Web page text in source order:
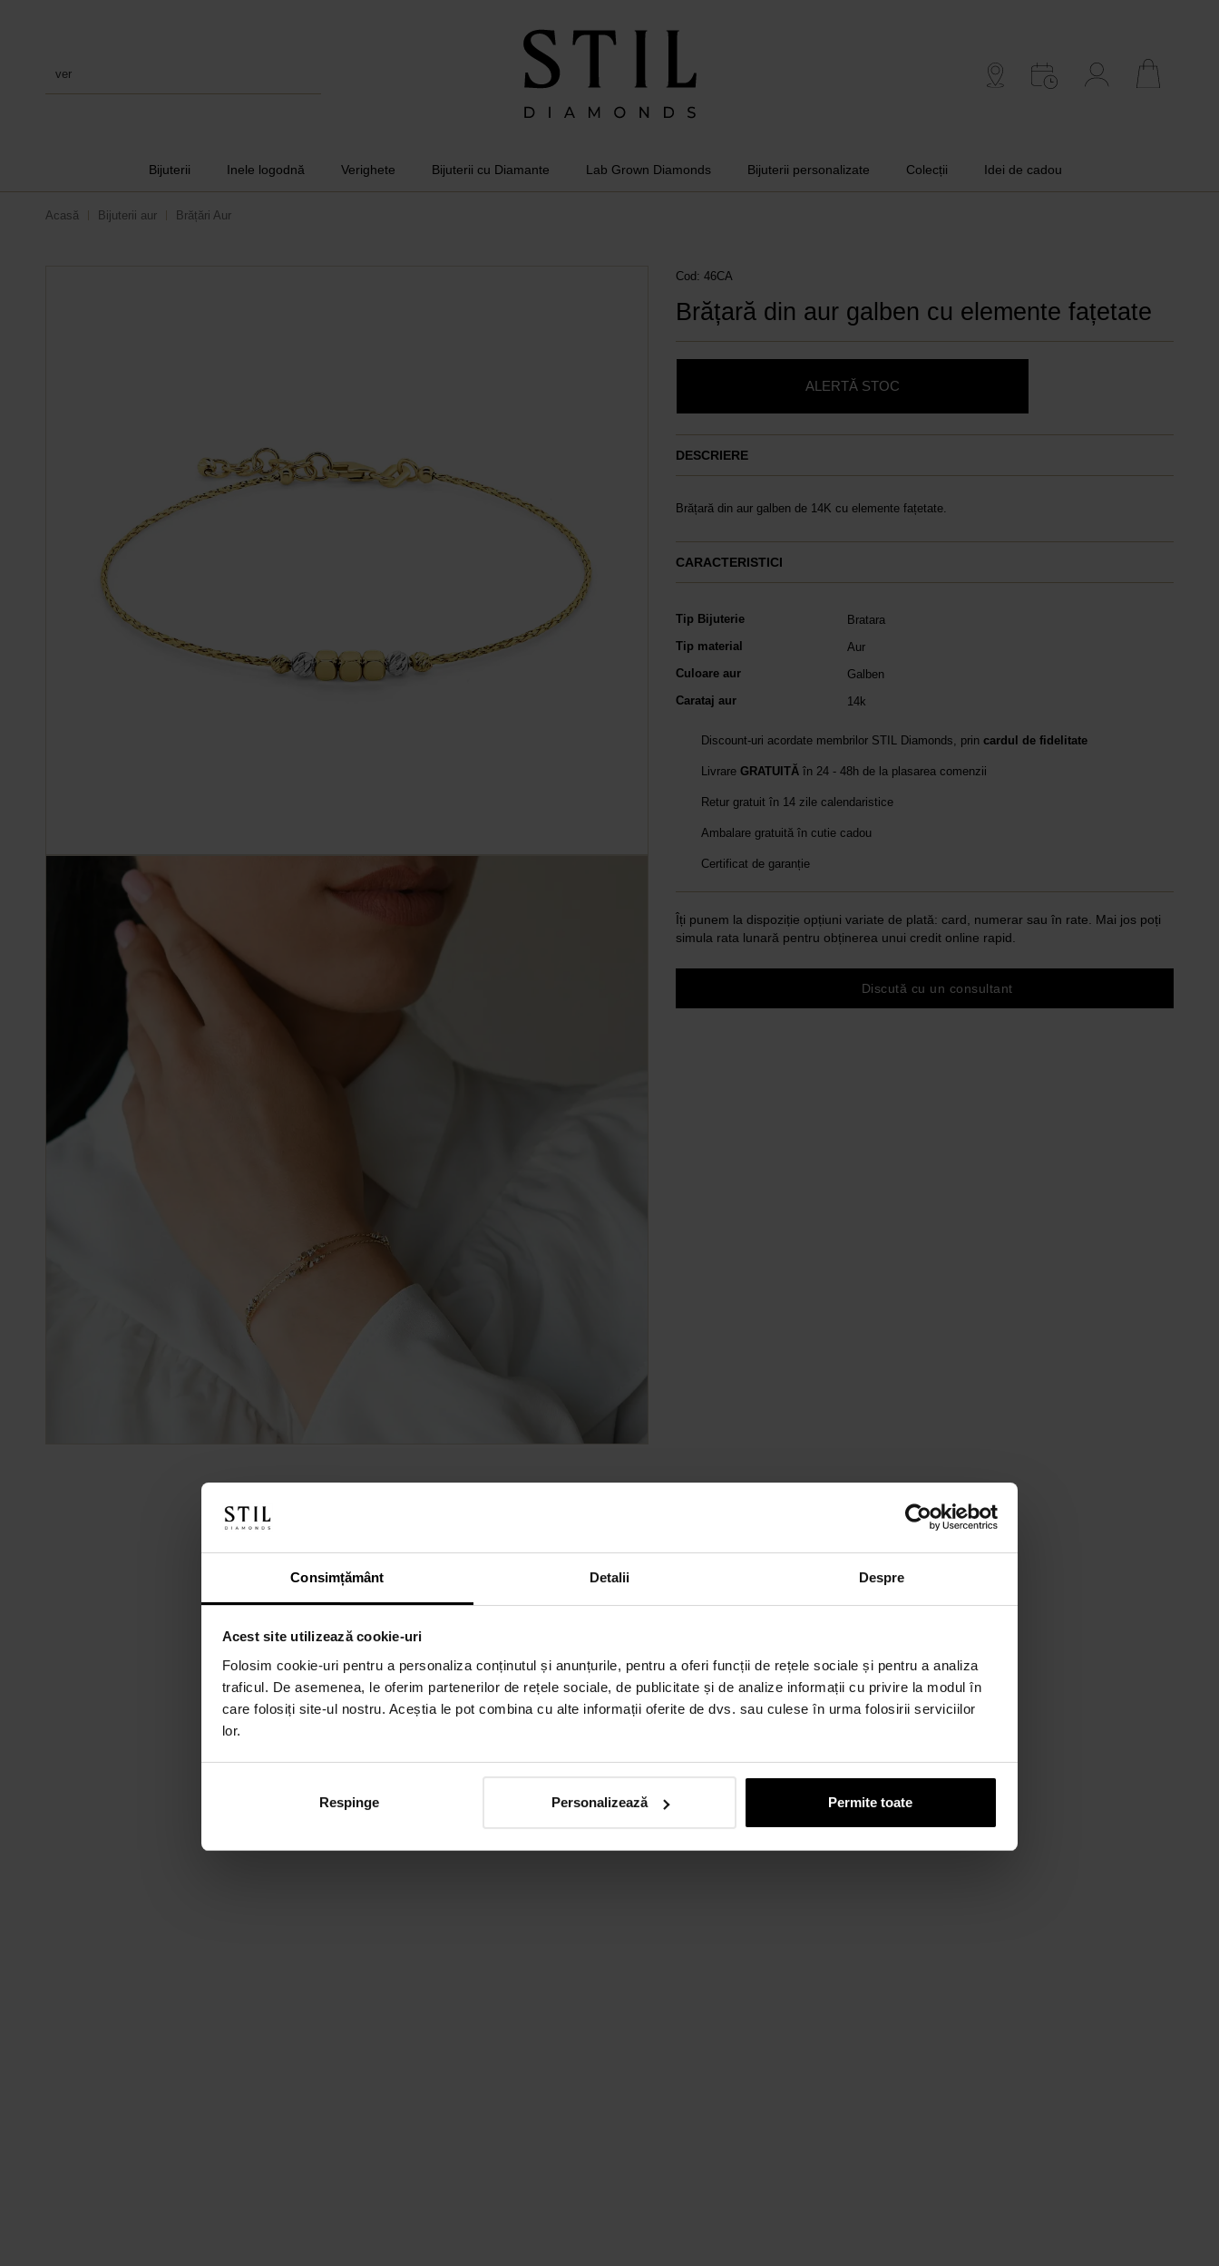
Consimțământ Detalii Despre
Acest site utilizează cookie-uri
Folosim cookie-uri pentru a personaliza conținutul și anunțurile, pentru a oferi funcții de rețele sociale și pentru a analiza
traficul. De asemenea, le oferim partenerilor de rețele sociale, de publicitate și de analize informații cu privire la modul în
care folosiți site-ul nostru. Aceștia le pot combina cu alte informații oferite de dvs. sau culese în urma folosirii serviciilor
lor.
Respinge Personalizează Permite toate
verighete
Bijuterii Inele logodnă Verighete Bijuterii cu Diamante Lab Grown Diamonds Bijuterii personalizate Colecții Idei de cadou
Acasă Bijuterii aur Brățări Aur
Cod: 46CA
Brățară din aur galben cu elemente fațetate
ALERTĂ STOC
DESCRIERE
Brățară din aur galben de 14K cu elemente fațetate.
CARACTERISTICI
Tip Bijuterie
Bratara
Tip material
Aur
Culoare aur
Galben
Carataj aur
14k
Discount-uri acordate membrilor STIL Diamonds, prin cardul de fidelitate
Livrare GRATUITĂîn 24 - 48h de la plasarea comenzii
Retur gratuit în 14 zile calendaristice
Ambalare gratuită în cutie cadou
Certificat de garanție
Îți punem la dispoziție opțiuni variate de plată: card, numerar sau în rate. Mai jos poți
simula rata lunară pentru obținerea unui credit online rapid.
Discută cu un consultant